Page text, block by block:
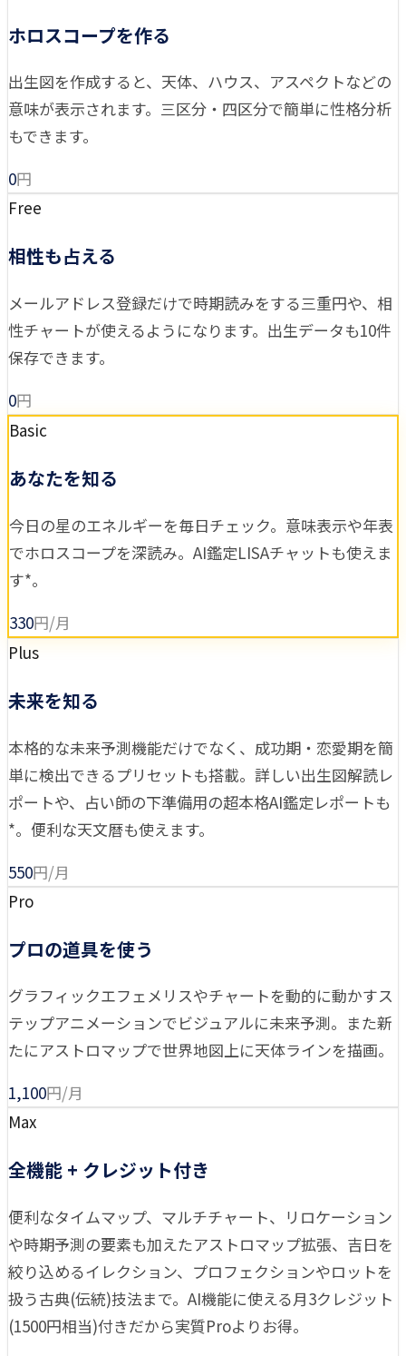
ホロスコープを作る
出生図を作成すると、天体、ハウス、アスペクトなどの
意味が表示されます。三区分・四区分で簡単に性格分析
もできます。
0円
Free
相性も占える
メールアドレス登録だけで時期読みをする三重円や、相
性チャートが使えるようになります。出生データも10件
保存できます。
0円
Basic
あなたを知る
今日の星のエネルギーを毎日チェック。意味表示や年表
でホロスコープを深読み。AI鑑定LISAチャットも使えま
す*。
330円/月
Plus
未来を知る
本格的な未来予測機能だけでなく、成功期・恋愛期を簡
単に検出できるプリセットも搭載。詳しい出生図解読レ
ポートや、占い師の下準備用の超本格AI鑑定レポートも
*。便利な天文暦も使えます。
550円/月
Pro
プロの道具を使う
グラフィックエフェメリスやチャートを動的に動かすス
テップアニメーションでビジュアルに未来予測。また新
たにアストロマップで世界地図上に天体ラインを描画。
1,100円/月
Max
全機能 + クレジット付き
便利なタイムマップ、マルチチャート、リロケーション
や時期予測の要素も加えたアストロマップ拡張、吉日を
絞り込めるイレクション、プロフェクションやロットを
扱う古典(伝統)技法まで。AI機能に使える月3クレジット
(1500円相当)付きだから実質Proよりお得。